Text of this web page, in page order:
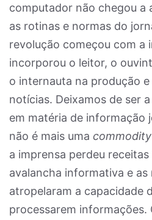
computador não chegou a
as rotinas e normas do
revolução começou com a
incorporou o leitor, o
o internauta na produção
notícias. Deixamos de ser
em matéria de informação
não é mais uma commodity
a imprensa perdeu
avalancha informativa e
atropelaram a capacidade
processarem informações.